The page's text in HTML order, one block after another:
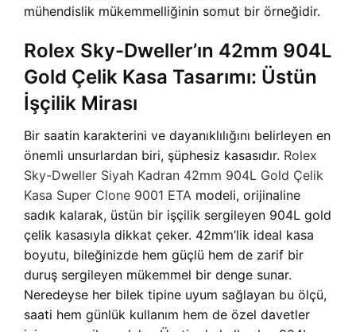
mühendislik mükemmelliğinin somut bir örneğidir.
Rolex Sky-Dweller’ın 42mm 904L
Gold Çelik Kasa Tasarımı: Üstün
İşçilik Mirası
Bir saatin karakterini ve dayanıklılığını belirleyen en
önemli unsurlardan biri, şüphesiz kasasıdır. Rolex
Sky-Dweller Siyah Kadran 42mm 904L Gold Çelik
Kasa Super Clone 9001 ETA modeli, orijinaline
sadık kalarak, üstün bir işçilik sergileyen 904L gold
çelik kasasıyla dikkat çeker. 42mm’lik ideal kasa
boyutu, bileğinizde hem güçlü hem de zarif bir
duruş sergileyen mükemmel bir denge sunar.
Neredeyse her bilek tipine uyum sağlayan bu ölçü,
saati hem günlük kullanım hem de özel davetler